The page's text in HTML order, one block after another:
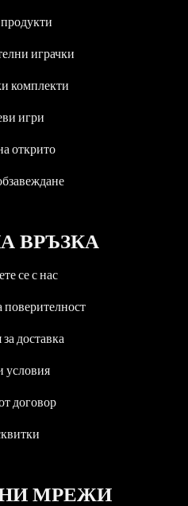
играчки
комплекти
игри
открито
ВРЪЗКА
се с нас
поверителност
доставка
договор
МРЕЖИ